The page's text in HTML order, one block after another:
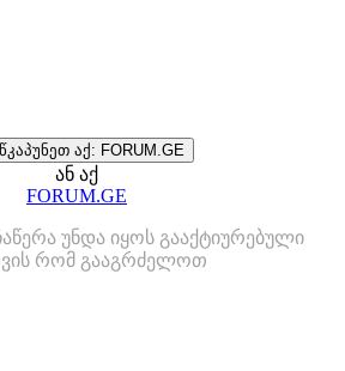
აქ: FORUM.GE
ან აქ
FORUM.GE
უნდა იყოს გააქტიურებული
რომ გააგრძელოთ